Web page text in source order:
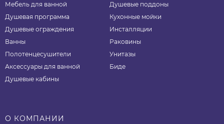
Мебель для ванной
Душевая программа
Душевые ограждения
Ванны
Полотенцесушители
Аксессуары для ванной
Душевые кабины
Душевые поддоны
Кухонные мойки
Инсталляции
Раковины
Унитазы
Биде
О КОМПАНИИ